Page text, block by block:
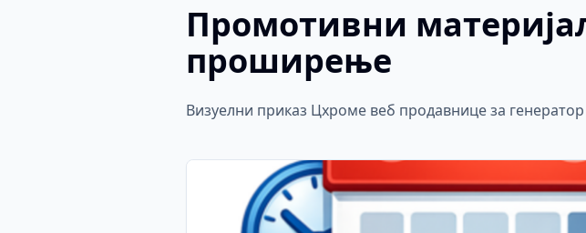
Промотивни
проширење
Визуелни приказ Цхроме веб продавнице за генератор